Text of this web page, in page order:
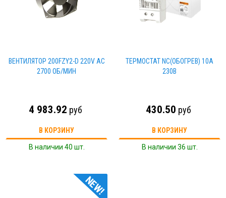
ВЕНТИЛЯТОР 200FZY2-D 220V AC
2700 ОБ/МИН
4 983.92 руб
В КОРЗИНУ
В наличии 40 шт.
ТЕРМОСТАТ NС(ОБОГРЕВ) 10А
230В
430.50 руб
В КОРЗИНУ
В наличии 36 шт.
NEW!